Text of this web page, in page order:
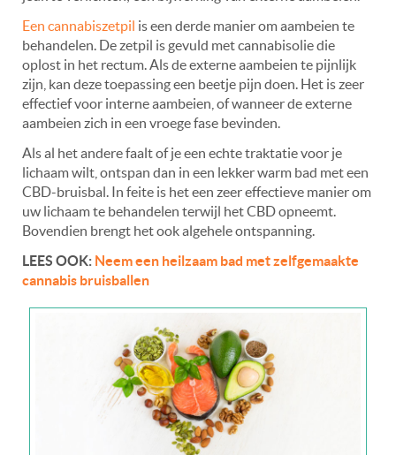
Een cannabiszetpil is een derde manier om aambeien te
behandelen. De zetpil is gevuld met cannabisolie die
oplost in het rectum. Als de externe aambeien te pijnlijk
zijn, kan deze toepassing een beetje pijn doen. Het is zeer
effectief voor interne aambeien, of wanneer de externe
aambeien zich in een vroege fase bevinden.
Als al het andere faalt of je een echte traktatie voor je
lichaam wilt, ontspan dan in een lekker warm bad met een
CBD-bruisbal. In feite is het een zeer effectieve manier om
uw lichaam te behandelen terwijl het CBD opneemt.
Bovendien brengt het ook algehele ontspanning.
LEES OOK: Neem een heilzaam bad met zelfgemaakte
cannabis bruisballen